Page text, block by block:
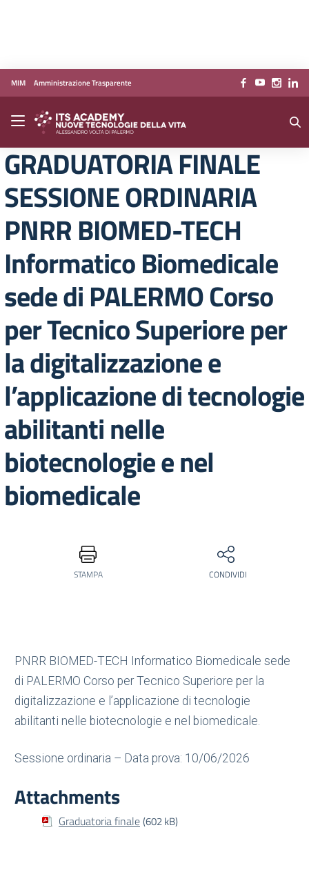
Vai ai contenuti
Vai al menu di navigazione
Vai al footer
MIM Amministrazione Trasparente
GRADUATORIA FINALE
SESSIONE ORDINARIA
PNRR BIOMED-TECH
Informatico Biomedicale
sede di PALERMO Corso
per Tecnico Superiore per
la digitalizzazione e
l’applicazione di tecnologie
abilitanti nelle
biotecnologie e nel
biomedicale
STAMPA CONDIVIDI
PNRR BIOMED-TECH Informatico Biomedicale sede
di PALERMO Corso per Tecnico Superiore per la
digitalizzazione e l’applicazione di tecnologie
abilitanti nelle biotecnologie e nel biomedicale.
Sessione ordinaria – Data prova: 10/06/2026
Attachments
Graduatoria finale(602 kB)